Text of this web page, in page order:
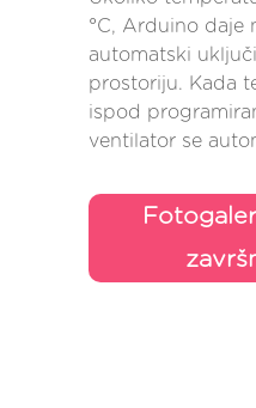
°C, Arduino daje
automatski
prostoriju. Kada
ispod
ventilator se